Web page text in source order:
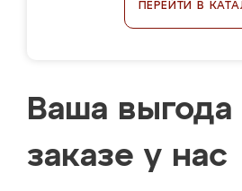
ПЕРЕЙТИ В
Ваша выгода
заказе у нас